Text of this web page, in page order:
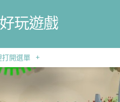
玩遊戲
開選單 +